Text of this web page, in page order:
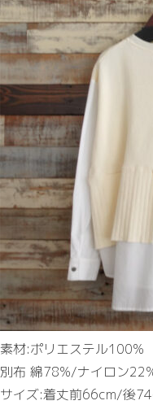
素材:ポリエステル100%
別布 綿78%/ナイロン
サイズ:着丈前66cm/後